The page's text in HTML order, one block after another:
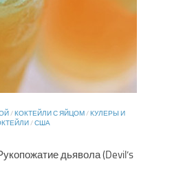
/КОКТЕЙЛИ С ЯЙЦОМ/КУЛЕРЫ И
/США
дьявола (Devil’s